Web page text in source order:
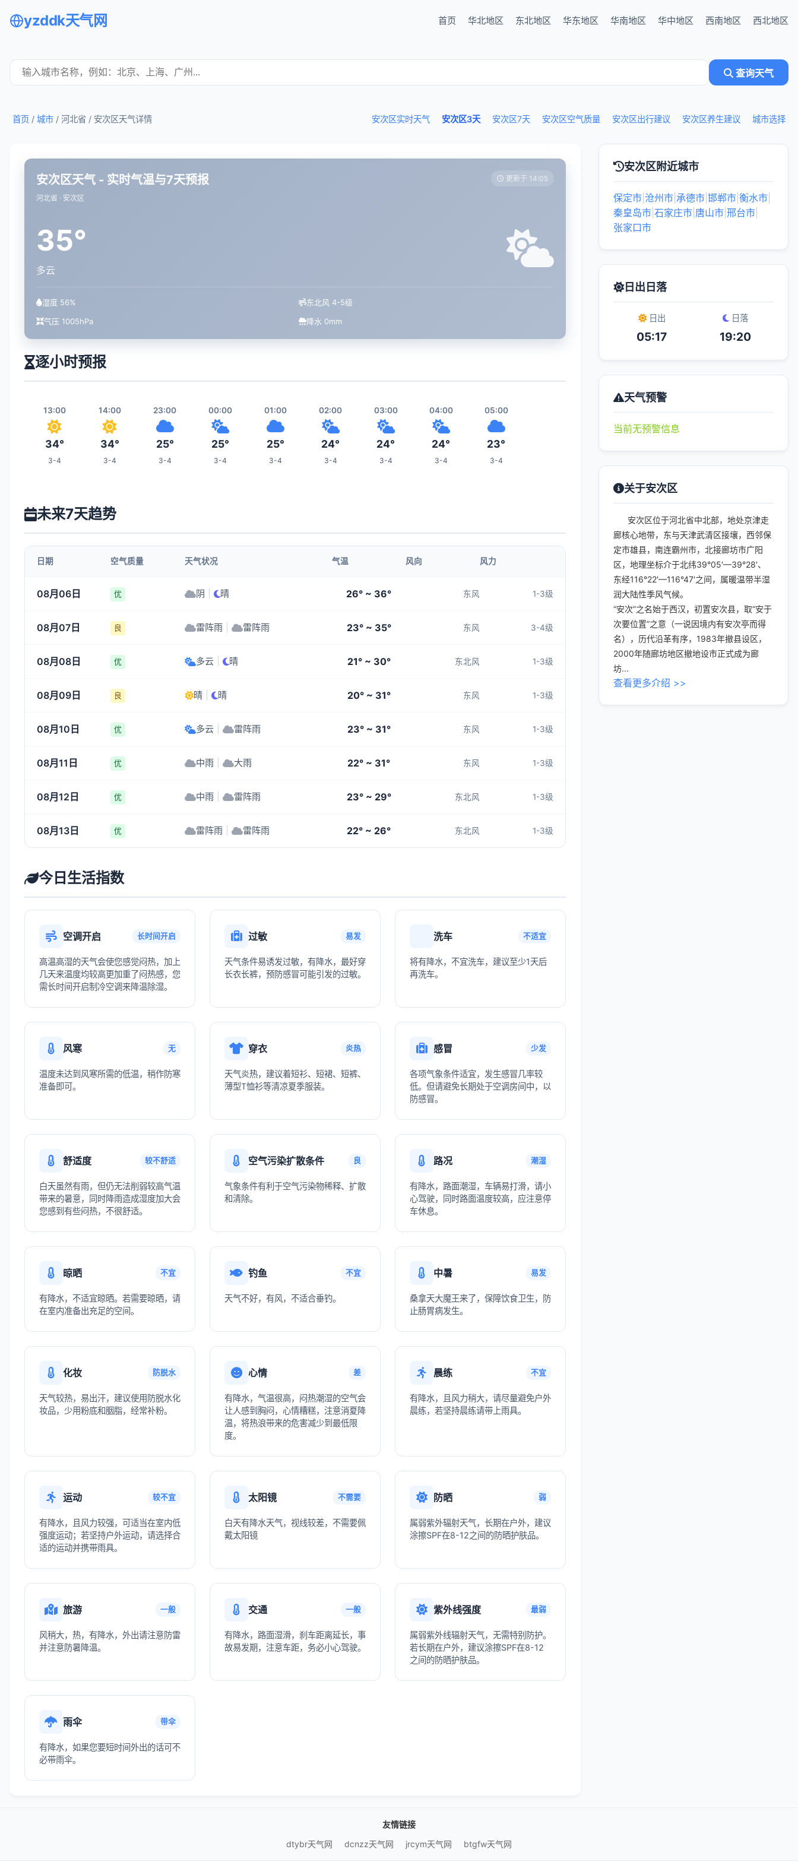
yzddk天气网 首页 华北地区 东北地区 华东地区 华南地区 华中地区 西南地区 西北地区
查询天气
安次区实时天气 安次区3天 安次区7天 安次区空气质量 安次区出行建议 安次区养生建议 城市选择
首页 / 城市 / 河北省 / 安次区天气详情
安次区天气 - 实时气温与7天预报
河北省 · 安次区
更新于 14:05
35°
多云
湿度 56%
东北风 4-5级
气压 1005hPa
降水 0mm
逐小时预报
13:00
34°
3-4
14:00
34°
3-4
23:00
25°
3-4
00:00
25°
3-4
01:00
25°
3-4
02:00
24°
3-4
03:00
24°
3-4
04:00
24°
3-4
05:00
23°
3-4
3-4 3-4 3-4 3-4 4-5 3-4 1-3 1-3 3-4
3-4 3-4 3-4 3-4
未来7天趋势
日期 空气质量 天气状况 气温 风向 风力
08月06日 优 阴 晴 26° ~ 36° 东风 1-3级
08月07日 良 雷阵雨 雷阵雨 23° ~ 35° 东风 3-4级
08月08日 优 多云 晴 21° ~ 30° 东北风 1-3级
08月09日 良 晴 晴 20° ~ 31° 东风 1-3级
08月10日 优 多云 雷阵雨 23° ~ 31° 东风 1-3级
08月11日 优 中雨 大雨 22° ~ 31° 东风 1-3级
08月12日 优 中雨 雷阵雨 23° ~ 29° 东北风 1-3级
08月13日 优 雷阵雨 雷阵雨 22° ~ 26° 东北风 1-3级
今日生活指数
空调开启 长时间开启
高温高湿的天气会使您感觉闷热，加上
几天来温度均较高更加重了闷热感，您
需长时间开启制冷空调来降温除湿。
过敏 易发
天气条件易诱发过敏，有降水，最好穿
长衣长裤，预防感冒可能引发的过敏。
洗车 不适宜
将有降水，不宜洗车，建议至少1天后
再洗车。
风寒 无
温度未达到风寒所需的低温，稍作防寒
准备即可。
穿衣 炎热
天气炎热，建议着短衫、短裙、短裤、
薄型T恤衫等清凉夏季服装。
感冒 少发
各项气象条件适宜，发生感冒几率较
低。但请避免长期处于空调房间中，以
防感冒。
舒适度 较不舒适
白天虽然有雨，但仍无法削弱较高气温
带来的暑意，同时降雨造成湿度加大会
您感到有些闷热，不很舒适。
空气污染扩散条件 良
气象条件有利于空气污染物稀释、扩散
和清除。
路况 潮湿
有降水，路面潮湿，车辆易打滑，请小
心驾驶，同时路面温度较高，应注意停
车休息。
晾晒 不宜
有降水，不适宜晾晒。若需要晾晒，请
在室内准备出充足的空间。
钓鱼 不宜
天气不好，有风，不适合垂钓。
中暑 易发
桑拿天大魔王来了，保障饮食卫生，防
止肠胃病发生。
化妆 防脱水
天气较热，易出汗，建议使用防脱水化
妆品，少用粉底和胭脂，经常补粉。
心情 差
有降水，气温很高，闷热潮湿的空气会
让人感到胸闷，心情糟糕，注意消夏降
温，将热浪带来的危害减少到最低限
度。
晨练 不宜
有降水，且风力稍大，请尽量避免户外
晨练，若坚持晨练请带上雨具。
运动 较不宜
有降水，且风力较强，可适当在室内低
强度运动；若坚持户外运动，请选择合
适的运动并携带雨具。
太阳镜 不需要
白天有降水天气，视线较差，不需要佩
戴太阳镜
防晒 弱
属弱紫外辐射天气，长期在户外，建议
涂擦SPF在8-12之间的防晒护肤品。
旅游 一般
风稍大，热，有降水，外出请注意防雷
并注意防暑降温。
交通 一般
有降水，路面湿滑，刹车距离延长，事
故易发期，注意车距，务必小心驾驶。
紫外线强度 最弱
属弱紫外线辐射天气，无需特别防护。
若长期在户外，建议涂擦SPF在8-12
之间的防晒护肤品。
雨伞 带伞
有降水，如果您要短时间外出的话可不
必带雨伞。
安次区附近城市
保定市 沧州市 承德市 邯郸市 衡水市
秦皇岛市 石家庄市 唐山市 邢台市
张家口市
日出日落
日出
05:17
日落
19:20
天气预警
当前无预警信息
关于安次区
安次区位于河北省中北部，地处京津走
廊核心地带，东与天津武清区接壤，西邻保
定市雄县，南连霸州市，北接廊坊市广阳
区，地理坐标介于北纬39°05′—39°28′、
东经116°22′—116°47′之间，属暖温带半湿
润大陆性季风气候。
“安次”之名始于西汉，初置安次县，取“安于
次要位置”之意（一说因境内有安次亭而得
名），历代沿革有序，1983年撤县设区，
2000年随廊坊地区撤地设市正式成为廊
坊...
查看更多介绍 >>
友情链接
dtybr天气网
dcnzz天气网 jrcym天气网 btgfw天气网